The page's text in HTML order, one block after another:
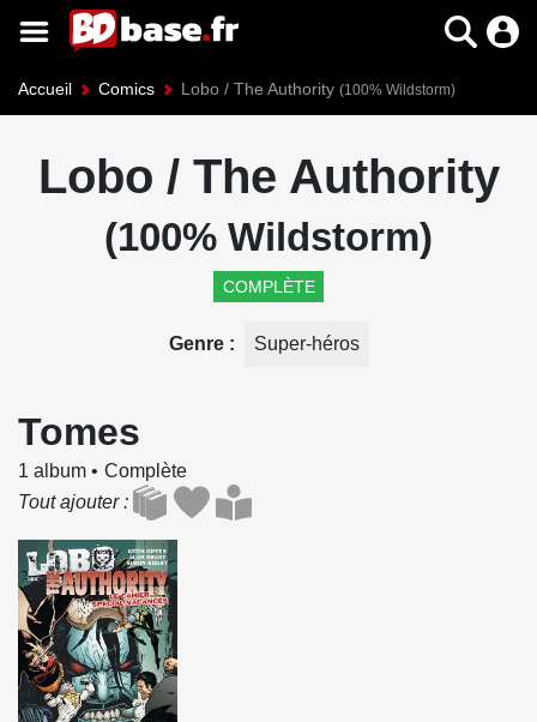
Accueil Comics Lobo / The Authority (100% Wildstorm)
Lobo / The Authority
(100% Wildstorm)
COMPLÈTE
Genre Super-héros
Tomes
1 album
Complète
Tout ajouter